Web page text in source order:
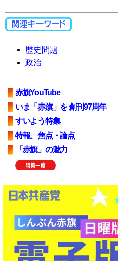
歴史問題
政治
赤旗YouTube
いま「赤旗」を 創刊97周年
すいよう特集
特報、焦点・論点
「赤旗」の魅力